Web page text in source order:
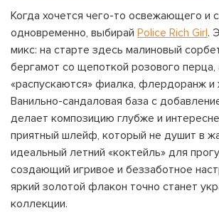
Когда хочется чего-то освежающего и
одновременно, выбирай Police Rich Girl.
микс: на старте здесь малиновый
бергамот со щепоткой розового перца,
«распускаются» фиалка, флердоранж и
Ванильно-сандаловая база с
делает композицию глубже и
приятный шлейф, который не душит в
идеальный летний «коктейль» для
создающий игривое и беззаботное
яркий золотой флакон точно станет
коллекции.